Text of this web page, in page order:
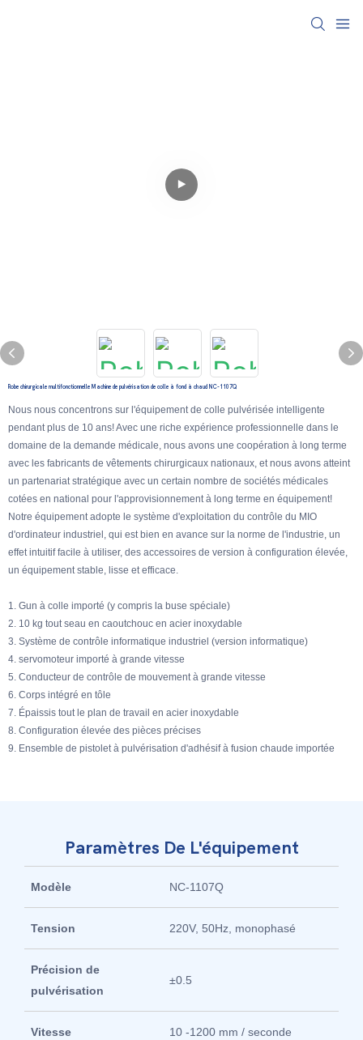
Robe chirurgicale multifonctionnelle Machine de pulvérisation de colle à fond à chaud NC-1107Q
Nous nous concentrons sur l'équipement de colle pulvérisée intelligente
pendant plus de 10 ans! Avec une riche expérience professionnelle dans le
domaine de la demande médicale, nous avons une coopération à long terme
avec les fabricants de vêtements chirurgicaux nationaux, et nous avons atteint
un partenariat stratégique avec un certain nombre de sociétés médicales
cotées en national pour l'approvisionnement à long terme en équipement!
Notre équipement adopte le système d'exploitation du contrôle du MIO
d'ordinateur industriel, qui est bien en avance sur la norme de l'industrie, un
effet intuitif facile à utiliser, des accessoires de version à configuration élevée,
un équipement stable, lisse et efficace.
1. Gun à colle importé (y compris la buse spéciale)
2. 10 kg tout seau en caoutchouc en acier inoxydable
3. Système de contrôle informatique industriel (version informatique)
4. servomoteur importé à grande vitesse
5. Conducteur de contrôle de mouvement à grande vitesse
6. Corps intégré en tôle
7. Épaissis tout le plan de travail en acier inoxydable
8. Configuration élevée des pièces précises
9. Ensemble de pistolet à pulvérisation d'adhésif à fusion chaude importée
Paramètres De L'équipement
Modèle NC-1107Q
Tension 220V, 50Hz, monophasé
Précision de
pulvérisation
±0.5
Vitesse 10 -1200 mm / seconde